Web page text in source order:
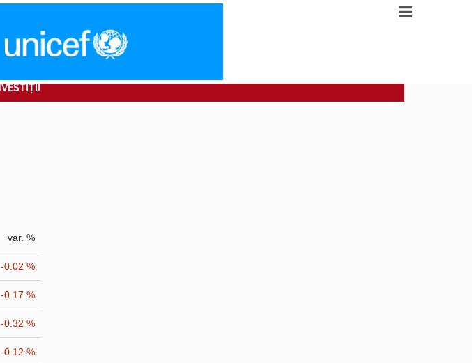
var. %
-0.02 %
-0.17 %
-0.32 %
-0.12 %